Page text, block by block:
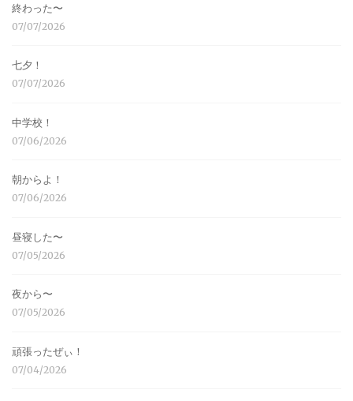
終わった〜
07/07/2026
七夕！
07/07/2026
中学校！
07/06/2026
朝からよ！
07/06/2026
昼寝した〜
07/05/2026
夜から〜
07/05/2026
頑張ったぜぃ！
07/04/2026